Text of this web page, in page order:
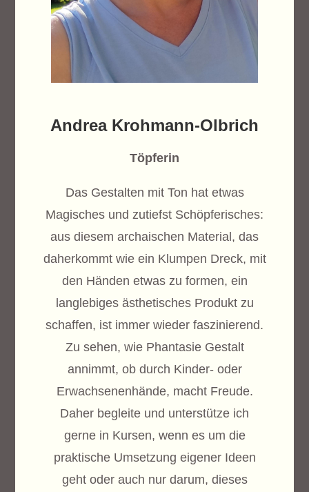
Andrea Krohmann-Olbrich
Töpferin
Das Gestalten mit Ton hat etwas
Magisches und zutiefst Schöpferisches:
aus diesem archaischen Material, das
daherkommt wie ein Klumpen Dreck, mit
den Händen etwas zu formen, ein
langlebiges ästhetisches Produkt zu
schaffen, ist immer wieder faszinierend.
Zu sehen, wie Phantasie Gestalt
annimmt, ob durch Kinder- oder
Erwachsenenhände, macht Freude.
Daher begleite und unterstütze ich
gerne in Kursen, wenn es um die
praktische Umsetzung eigener Ideen
geht oder auch nur darum, dieses